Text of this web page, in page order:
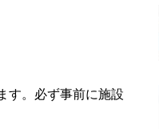
す。必ず事前に施設